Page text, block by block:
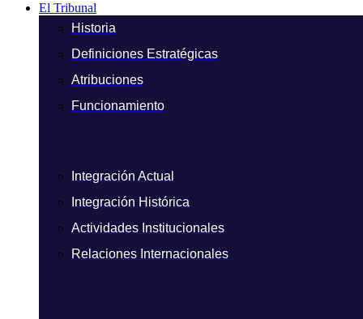
El Tribunal
Historia
Definiciones Estratégicas
Atribuciones
Funcionamiento
Integración Actual
Integración Histórica
Actividades Institucionales
Relaciones Internacionales